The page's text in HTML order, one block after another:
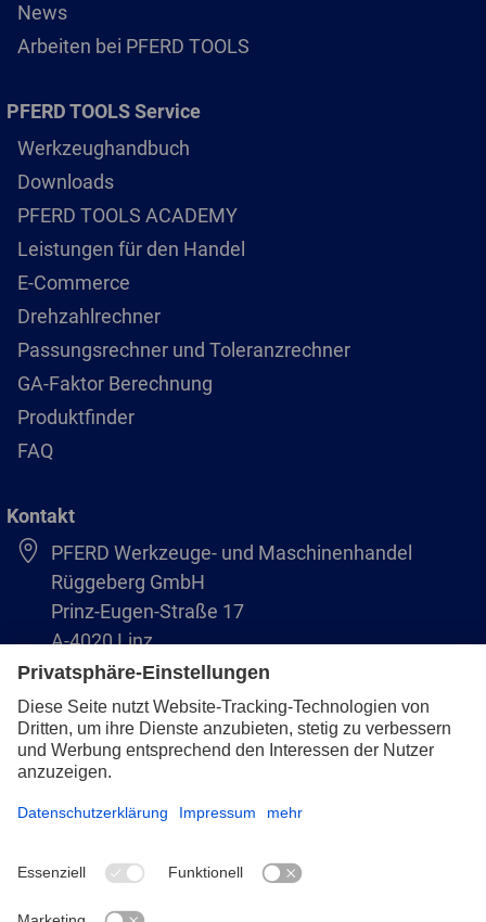
News
Arbeiten bei PFERD TOOLS
PFERD TOOLS Service
Werkzeughandbuch
Downloads
PFERD TOOLS ACADEMY
Leistungen für den Handel
E-Commerce
Drehzahlrechner
Passungsrechner und Toleranzrechner
GA-Faktor Berechnung
Produktfinder
FAQ
Kontakt
PFERD Werkzeuge- und Maschinenhandel
Rüggeberg GmbH
Prinz-Eugen-Straße 17
A-4020 Linz
Austria/Österreich
+43 (732) 79 64 11-0
info@pferd-rueggeberg.at
Datenschutz